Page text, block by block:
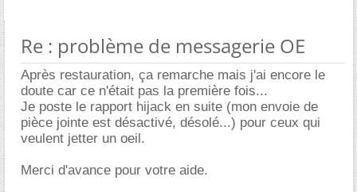
Re : problème de messagerie OE
Après restauration, ça remarche mais j'ai encore le
doute car ce n'était pas la première fois...
Je poste le rapport hijack en suite (mon envoie de
pièce jointe est désactivé, désolé...) pour ceux qui
veulent jetter un oeil.
Merci d'avance pour votre aide.